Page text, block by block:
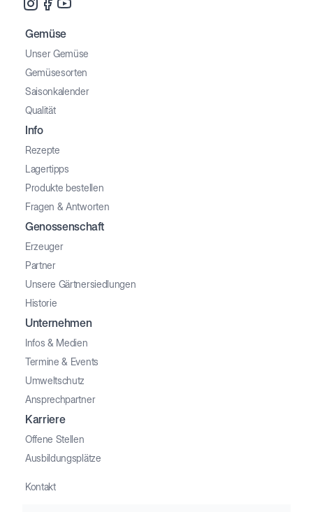
Gemüse
Unser Gemüse
Gemüsesorten
Saisonkalender
Qualität
Info
Rezepte
Lagertipps
Produkte bestellen
Fragen & Antworten
Genossenschaft
Erzeuger
Partner
Unsere Gärtnersiedlungen
Historie
Unternehmen
Infos & Medien
Termine & Events
Umweltschutz
Ansprechpartner
Karriere
Offene Stellen
Ausbildungsplätze
Kontakt